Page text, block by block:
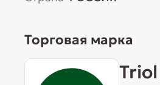
Торговая марка
Triol